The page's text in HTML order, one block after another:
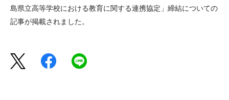
島県立高等学校における教育に関する連携協定」締結についての
記事が掲載されました。